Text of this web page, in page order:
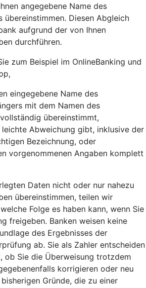
angegebene Name des
übereinstimmen. Diesen Abgleich
aufgrund der von Ihnen
durchführen.
zum Beispiel im OnlineBanking und
eingegebene Name des
mit dem Namen des
übereinstimmt,
Abweichung gibt, inklusive der
Bezeichnung, oder
vorgenommenen Angaben komplett
Daten nicht oder nur nahezu
übereinstimmen, teilen wir
Folge es haben kann, wenn Sie
freigeben. Banken weisen keine
des Ergebnisses der
ab. Sie als Zahler entscheiden
ob Sie die Überweisung trotzdem
korrigieren oder neu
Gründe, die zu einer